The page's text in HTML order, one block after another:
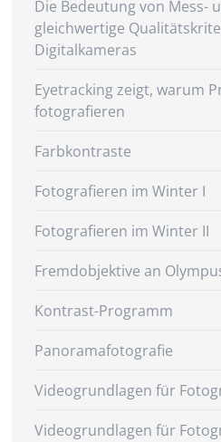
Die Bedeutung von Mess-
gleichwertige
Digitalkameras
Eyetracking zeigt, warum
fotografieren
Farbkontraste
Fotografieren im Winter I
Fotografieren im Winter II
Fremdobjektive an
Kontrast-Programm
Panoramafotografie
Videogrundlagen für
Videogrundlagen für